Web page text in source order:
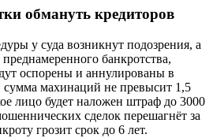
обмануть кредиторов
у суда возникнут подозрения, а
банкротства,
оспорены и аннулированы в
сумма махинаций не превысит 1,5
лицо будет наложен штраф до 3000
сделок перешагнёт за
грозит срок до 6 лет.